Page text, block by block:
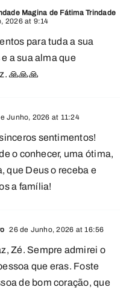
Magina de Fátima Trindade
2026 at 9:14
para tuda a sua
a sua alma que
🙏🙏🙏
Junho, 2026 at 11:24
sentimentos!
o conhecer, uma ótima,
que Deus o receba e
a família!
26 de Junho, 2026 at 16:56
Zé. Sempre admirei o
que eras. Foste
de bom coração, que